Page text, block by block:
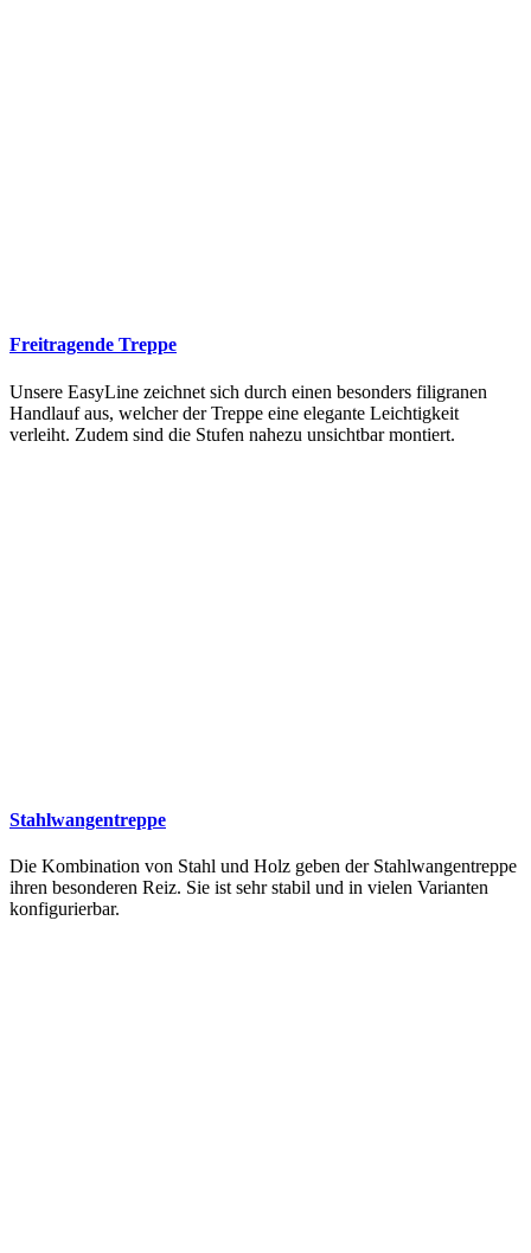
Freitragende Treppe
Unsere EasyLine zeichnet sich durch einen besonders filigranen
Handlauf aus, welcher der Treppe eine elegante Leichtigkeit
verleiht. Zudem sind die Stufen nahezu unsichtbar montiert.
Stahlwangentreppe
Die Kombination von Stahl und Holz geben der Stahlwangentreppe
ihren besonderen Reiz. Sie ist sehr stabil und in vielen Varianten
konfigurierbar.